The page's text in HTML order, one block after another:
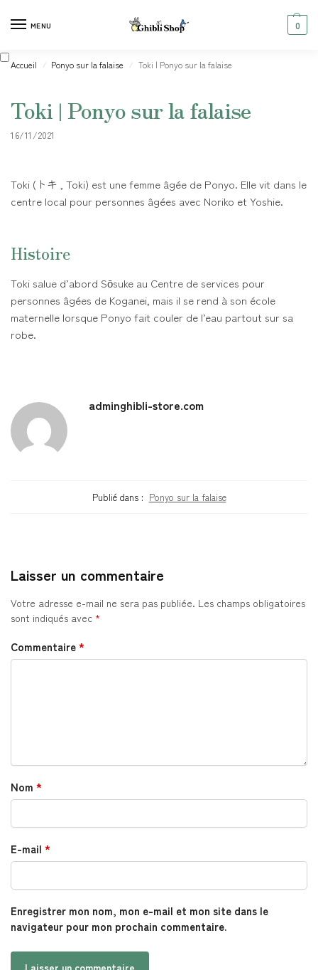
MENU 0
Accueil / Ponyo sur la falaise / Toki | Ponyo sur la falaise
Toki | Ponyo sur la falaise
16/11/2021
Toki (トキ , Toki) est une femme âgée de Ponyo. Elle vit dans le
centre local pour personnes âgées avec Noriko et Yoshie.
Histoire
Toki salue d’abord Sōsuke au Centre de services pour
personnes âgées de Koganei, mais il se rend à son école
maternelle lorsque Ponyo fait couler de l’eau partout sur sa
robe.
adminghibli-store.com
Publié dans : Ponyo sur la falaise
Laisser un commentaire
Votre adresse e-mail ne sera pas publiée. Les champs obligatoires
sont indiqués avec *
Commentaire*
Nom *
E-mail *
Enregistrer mon nom, mon e-mail et mon site dans le
navigateur pour mon prochain commentaire.